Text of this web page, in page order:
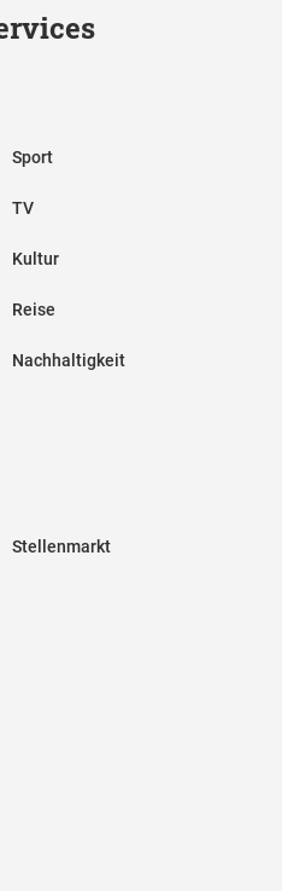
Sport
TV
Kultur
Reise
Nachhaltigkeit
Stellenmarkt